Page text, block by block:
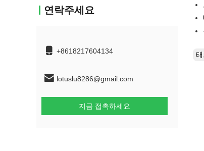
연락주세요
+8618217604134
lotuslu8286@gmail.com
지금 접촉하세요
태